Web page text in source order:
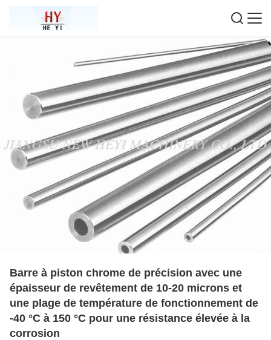
Barre à piston chrome de précision avec une
épaisseur de revêtement de 10-20 microns et
une plage de température de fonctionnement de
-40 °C à 150 °C pour une résistance élevée à la
corrosion